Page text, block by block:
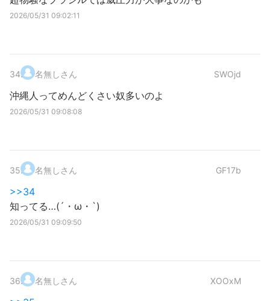
2026/05/31 09:02:11
34. 名無しさん SWOjd
沖縄人ってめんどくさい奴多いのよ
2026/05/31 09:08:08
35. 名無しさん GF17b
>>34
知ってる…(´・ω・`)
2026/05/31 09:09:50
36. 名無しさん XOOxM